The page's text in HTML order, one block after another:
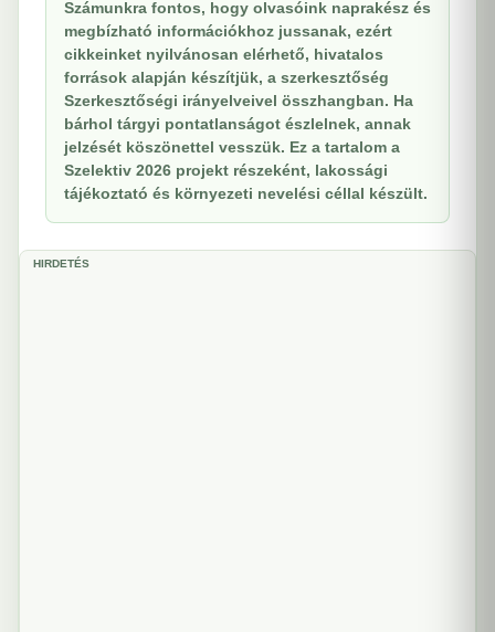
Számunkra fontos, hogy olvasóink naprakész és
megbízható információkhoz jussanak, ezért
cikkeinket nyilvánosan elérhető, hivatalos
források alapján készítjük, a szerkesztőség
Szerkesztőségi irányelveivel összhangban. Ha
bárhol tárgyi pontatlanságot észlelnek, annak
jelzését köszönettel vesszük. Ez a tartalom a
Szelektiv 2026 projekt részeként, lakossági
tájékoztató és környezeti nevelési céllal készült.
HIRDETÉS